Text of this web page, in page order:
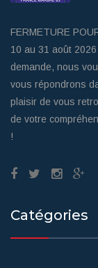
FERMETURE
10 au 31 août
demande, nous
vous répondrons
plaisir de vous
de votre
!
Catégories